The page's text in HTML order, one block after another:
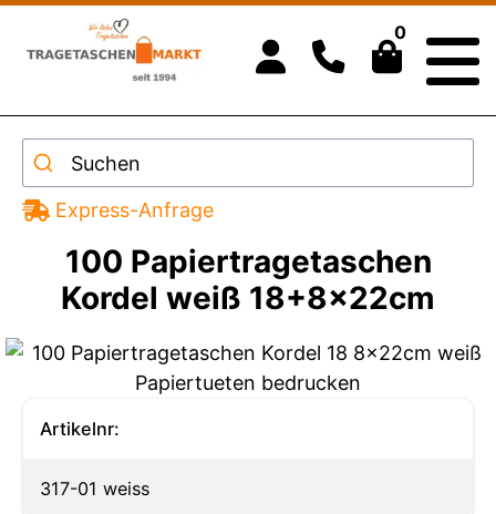
0
Suchen
Express-Anfrage
100 Papiertragetaschen
Kordel weiß 18+8x22cm
Artikelnr:
317-01 weiss